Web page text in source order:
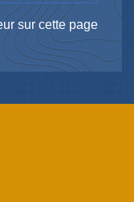
sur cette page